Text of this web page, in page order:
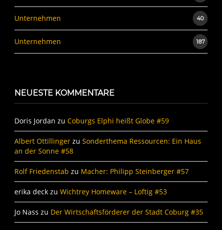
Unternehmen 40
Unternehmen 187
NEUESTE KOMMENTARE
Doris Jordan zu Coburgs Elphi heißt Globe #59
Albert Ottillinger zu Sonderthema Ressourcen: Ein Haus
an der Sonne #58
Rolf Friedenstab zu Macher: Philipp Steinberger #57
erika deck zu Wichtrey Homeware – Loftig #53
Jo Nass zu Der Wirtschaftsförderer der Stadt Coburg #35